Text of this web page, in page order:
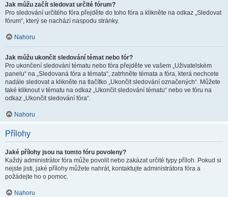
Jak můžu začít sledovat určité fórum?
Pro sledování určitého fóra přejděte do toho fóra a klikněte na odkaz „Sledovat
fórum“, který se nachází naspodu stránky.
Nahoru
Jak můžu ukončit sledování témat nebo fór?
Pro ukončení sledování tématu nebo fóra přejděte ve vašem „Uživatelském
panelu“ na „Sledovaná fóra a témata“, zatrhněte témata a fóra, která nechcete
nadále sledovat a klikněte na tlačítko „Ukončit sledování označených“. Můžete
také kliknout v tématu na odkaz „Ukončit sledování tématu“ nebo ve fóru na
odkaz „Ukončit sledování fóra“.
Nahoru
Přílohy
Jaké přílohy jsou na tomto fóru povoleny?
Každý administrátor fóra může povolit nebo zakázat určité typy příloh. Pokud si
nejste jisti, jaké přílohy můžete nahrát, kontaktujte administrátora fóra a
požádejte ho o pomoc.
Nahoru